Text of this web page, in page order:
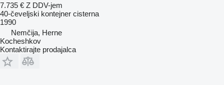
7.735 € Z DDV-jem
40-čeveljski kontejner cisterna
1990
Nemčija, Herne
Kocheshkov
Kontaktirajte prodajalca